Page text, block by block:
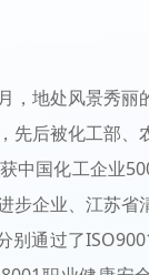
，地处风景秀丽
后被化工部、
中国化工企业
步企业、江苏省
别通过了